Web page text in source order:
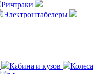
Ричтраки
Электроштабелеры
Кабина и кузов
Колеса